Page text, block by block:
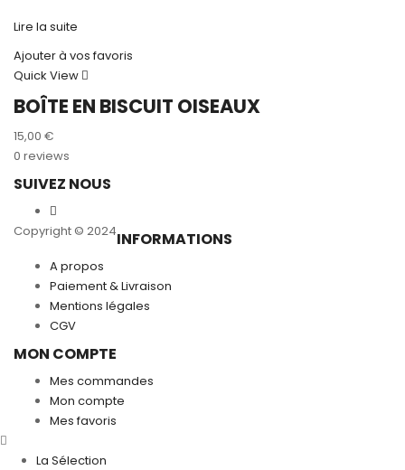
25,00 €.
Lire la suite
Ajouter à vos favoris
Quick View
BOÎTE EN BISCUIT OISEAUX
15,00 €
0 reviews
SUIVEZ NOUS
Copyright © 2024INFORMATIONS
A propos
Paiement & Livraison
Mentions légales
CGV
MON COMPTE
Mes commandes
Mon compte
Mes favoris
La Sélection